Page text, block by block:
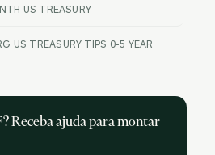
US TREASURY
US TREASURY TIPS 0-5 YEAR
Receba ajuda para montar